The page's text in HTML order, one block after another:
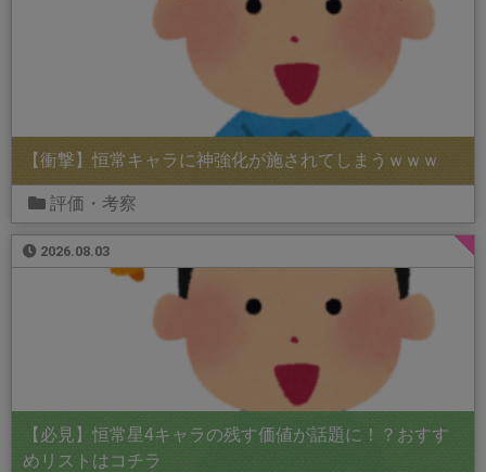
【衝撃】恒常キャラに神強化が施されてしまうｗｗｗ
評価・考察
2026.08.03
【必見】恒常星4キャラの残す価値が話題に！？おすす
めリストはコチラ